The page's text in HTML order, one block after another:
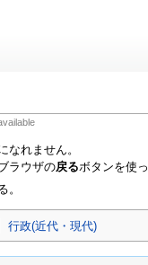
なれません。
ラウザの戻るボタンを使
。
行政(近代・現代)